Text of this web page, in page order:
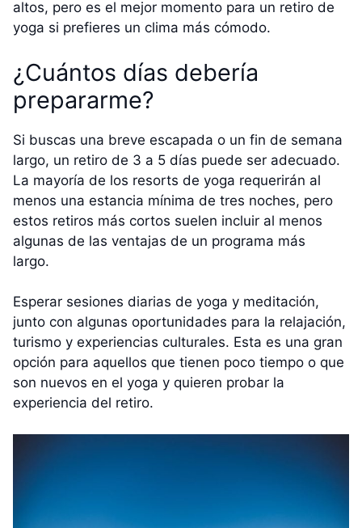
altos, pero es el mejor momento para un retiro de
yoga si prefieres un clima más cómodo.
¿Cuántos días debería
prepararme?
Si buscas una breve escapada o un fin de semana
largo, un retiro de 3 a 5 días puede ser adecuado.
La mayoría de los resorts de yoga requerirán al
menos una estancia mínima de tres noches, pero
estos retiros más cortos suelen incluir al menos
algunas de las ventajas de un programa más
largo.
Esperar sesiones diarias de yoga y meditación,
junto con algunas oportunidades para la relajación,
turismo y experiencias culturales. Esta es una gran
opción para aquellos que tienen poco tiempo o que
son nuevos en el yoga y quieren probar la
experiencia del retiro.